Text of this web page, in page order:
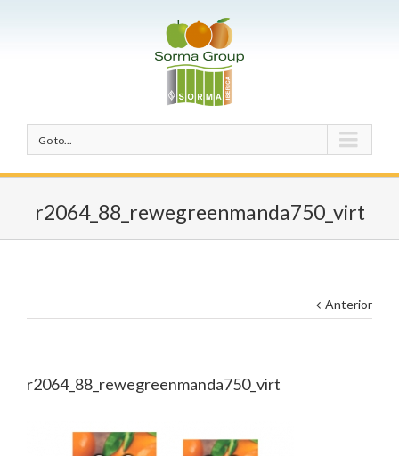
Go to...
r2064_88_rewegreenmanda750_virt
Anterior
r2064_88_rewegreenmanda750_virt